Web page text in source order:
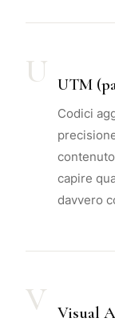
U UTM
Codici
capire
davvero
V Visual